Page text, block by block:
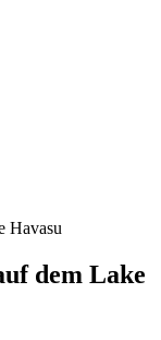
Havasu
dem Lake